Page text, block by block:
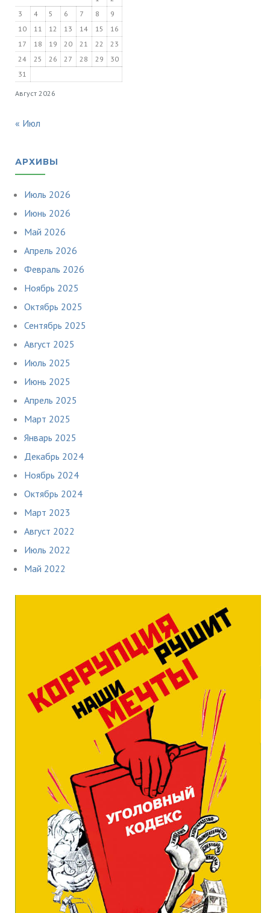
Август 2026
3
4 5 6 7 8
9
10
11 12 13 14 15
16
17
18 19 20 21 22
23
24
25 26 27 28 29
30
31
« Июл
АРХИВЫ
Июль 2026
Июнь 2026
Май 2026
Апрель 2026
Февраль 2026
Ноябрь 2025
Октябрь 2025
Сентябрь 2025
Август 2025
Июль 2025
Июнь 2025
Апрель 2025
Март 2025
Январь 2025
Декабрь 2024
Ноябрь 2024
Октябрь 2024
Март 2023
Август 2022
Июль 2022
Май 2022